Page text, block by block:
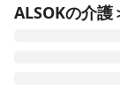
ALSOKの介護